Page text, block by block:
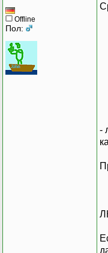
Offline
Пол:
-